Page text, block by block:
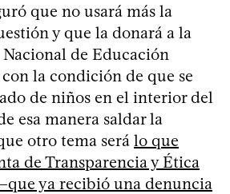
que no usará más la
y que la donará a la
de Educación
la condición de que se
de niños en el interior del
esa manera saldar la
otro tema será lo que
de Transparencia y Ética
ya recibió una denuncia